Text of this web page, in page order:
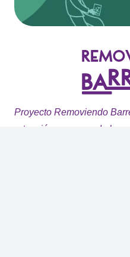
Proyecto Removiendo
retención y avance de las